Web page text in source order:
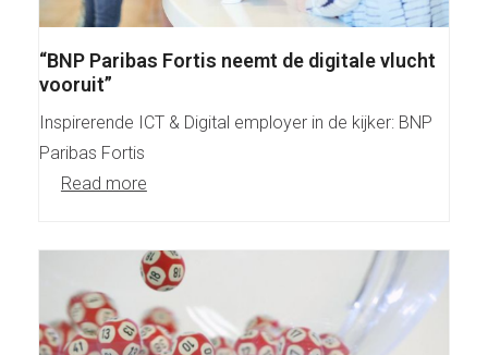
“BNP Paribas Fortis neemt de digitale vlucht
vooruit”
Inspirerende ICT & Digital employer in de kijker: BNP
Paribas Fortis
Read more